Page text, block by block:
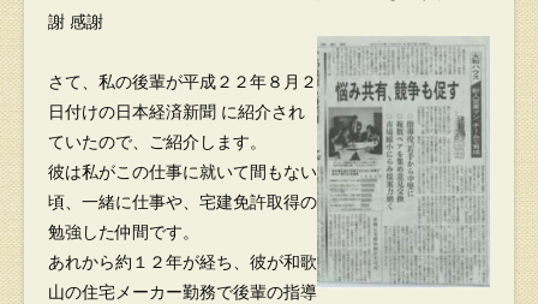
謝 感謝
さて、私の後輩が平成２２年８月２
日付けの日本経済新聞 に紹介され
ていたので、ご紹介します。
彼は私がこの仕事に就いて間もない
頃、一緒に仕事や、宅建免許取得の
勉強した仲間です。
あれから約１２年が経ち、彼が和歌
山の住宅メーカー勤務で後輩の指導